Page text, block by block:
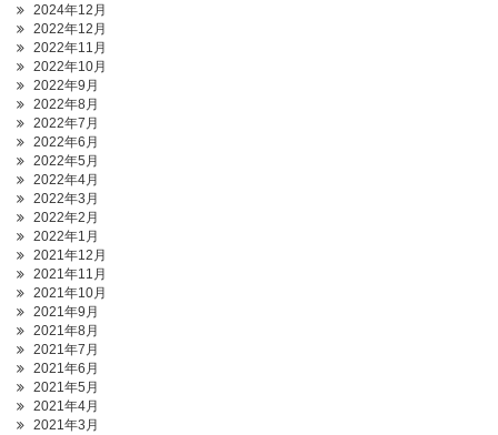
2024年12月
2022年12月
2022年11月
2022年10月
2022年9月
2022年8月
2022年7月
2022年6月
2022年5月
2022年4月
2022年3月
2022年2月
2022年1月
2021年12月
2021年11月
2021年10月
2021年9月
2021年8月
2021年7月
2021年6月
2021年5月
2021年4月
2021年3月